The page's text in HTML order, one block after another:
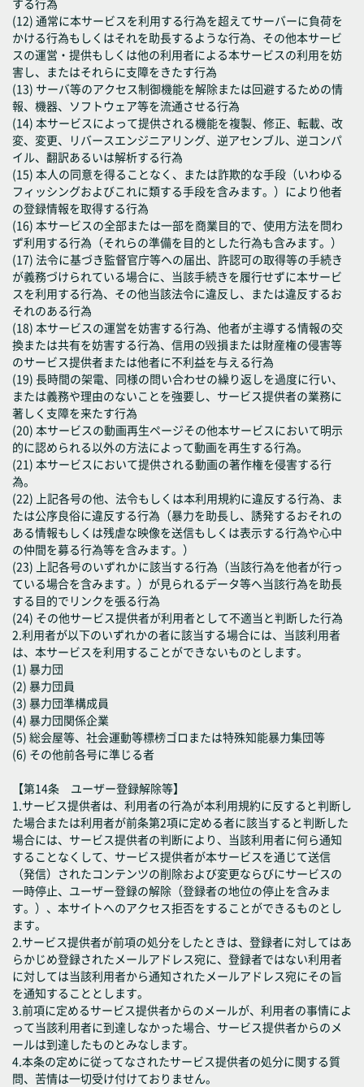
する行為
(12) 通常に本サービスを利用する行為を超えてサーバーに負荷を
かける行為もしくはそれを助長するような行為、その他本サービ
スの運営・提供もしくは他の利用者による本サービスの利用を妨
害し、またはそれらに支障をきたす行為
(13) サーバ等のアクセス制御機能を解除または回避するための情
報、機器、ソフトウェア等を流通させる行為
(14) 本サービスによって提供される機能を複製、修正、転載、改
変、変更、リバースエンジニアリング、逆アセンブル、逆コンパ
イル、翻訳あるいは解析する行為
(15) 本人の同意を得ることなく、または詐欺的な手段（いわゆる
フィッシングおよびこれに類する手段を含みます。）により他者
の登録情報を取得する行為
(16) 本サービスの全部または一部を商業目的で、使用方法を問わ
ず利用する行為（それらの準備を目的とした行為も含みます。）
(17) 法令に基づき監督官庁等への届出、許認可の取得等の手続き
が義務づけられている場合に、当該手続きを履行せずに本サービ
スを利用する行為、その他当該法令に違反し、または違反するお
それのある行為
(18) 本サービスの運営を妨害する行為、他者が主導する情報の交
換または共有を妨害する行為、信用の毀損または財産権の侵害等
のサービス提供者または他者に不利益を与える行為
(19) 長時間の架電、同様の問い合わせの繰り返しを過度に行い、
または義務や理由のないことを強要し、サービス提供者の業務に
著しく支障を来たす行為
(20) 本サービスの動画再生ページその他本サービスにおいて明示
的に認められる以外の方法によって動画を再生する行為。
(21) 本サービスにおいて提供される動画の著作権を侵害する行
為。
(22) 上記各号の他、法令もしくは本利用規約に違反する行為、ま
たは公序良俗に違反する行為（暴力を助長し、誘発するおそれの
ある情報もしくは残虐な映像を送信もしくは表示する行為や心中
の仲間を募る行為等を含みます。）
(23) 上記各号のいずれかに該当する行為（当該行為を他者が行っ
ている場合を含みます。）が見られるデータ等へ当該行為を助長
する目的でリンクを張る行為
(24) その他サービス提供者が利用者として不適当と判断した行為
2.利用者が以下のいずれかの者に該当する場合には、当該利用者
は、本サービスを利用することができないものとします。
(1) 暴力団
(2) 暴力団員
(3) 暴力団準構成員
(4) 暴力団関係企業
(5) 総会屋等、社会運動等標榜ゴロまたは特殊知能暴力集団等
(6) その他前各号に準じる者
【第14条 ユーザー登録解除等】
1.サービス提供者は、利用者の行為が本利用規約に反すると判断し
た場合または利用者が前条第2項に定める者に該当すると判断した
場合には、サービス提供者の判断により、当該利用者に何ら通知
することなくして、サービス提供者が本サービスを通じて送信
（発信）されたコンテンツの削除および変更ならびにサービスの
一時停止、ユーザー登録の解除（登録者の地位の停止を含みま
す。）、本サイトへのアクセス拒否をすることができるものとし
ます。
2.サービス提供者が前項の処分をしたときは、登録者に対してはあ
らかじめ登録されたメールアドレス宛に、登録者ではない利用者
に対しては当該利用者から通知されたメールアドレス宛にその旨
を通知することとします。
3.前項に定めるサービス提供者からのメールが、利用者の事情によ
って当該利用者に到達しなかった場合、サービス提供者からのメ
ールは到達したものとみなします。
4.本条の定めに従ってなされたサービス提供者の処分に関する質
問、苦情は一切受け付けておりません。